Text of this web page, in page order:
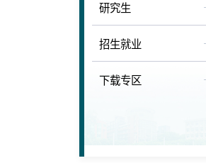
研究生
招生就业
下载专区